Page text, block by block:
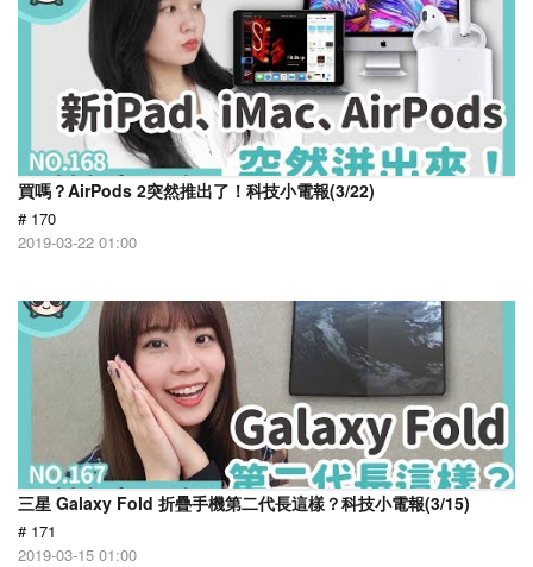
買嗎？AirPods 2突然推出了！科技小電報(3/22)
# 170
2019-03-22 01:00
三星 Galaxy Fold 折疊手機第二代長這樣？科技小電報(3/15)
# 171
2019-03-15 01:00